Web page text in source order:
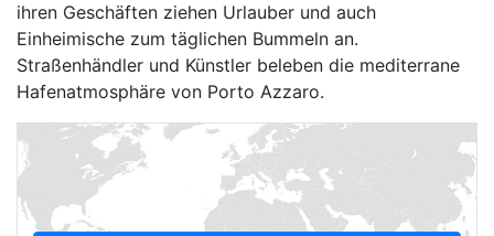
ihren Geschäften ziehen Urlauber und auch
Einheimische zum täglichen Bummeln an.
Straßenhändler und Künstler beleben die mediterrane
Hafenatmosphäre von Porto Azzaro.